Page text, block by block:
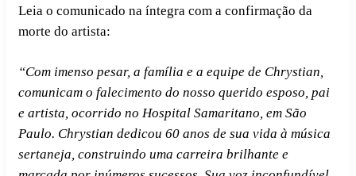
Leia o comunicado na íntegra com a confirmação da
morte do artista:
“Com imenso pesar, a família e a equipe de Chrystian,
comunicam o falecimento do nosso querido esposo, pai
e artista, ocorrido no Hospital Samaritano, em São
Paulo. Chrystian dedicou 60 anos de sua vida à música
sertaneja, construindo uma carreira brilhante e